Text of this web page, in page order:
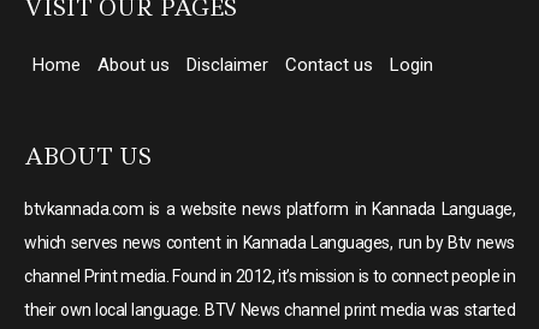
VISIT OUR PAGES
Home About us Disclaimer Contact us Login
ABOUT US
btvkannada.com is a website news platform in Kannada Language,
which serves news content in Kannada Languages, run by Btv news
channel Print media. Found in 2012, it’s mission is to connect people in
their own local language. BTV News channel print media was started